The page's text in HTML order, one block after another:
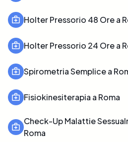
Holter Pressorio 48 Ore a
Holter Pressorio 24 Ore a
Spirometria Semplice a
Fisiokinesiterapia a Roma
Check-Up Malattie
Roma